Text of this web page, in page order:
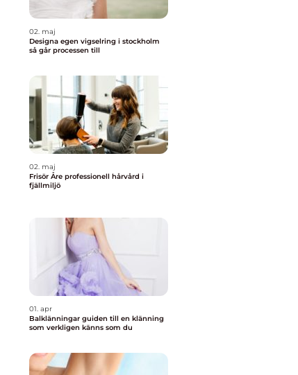
02. maj
Designa egen vigselring i stockholm
så går processen till
02. maj
Frisör Åre professionell hårvård i
fjällmiljö
01. apr
Balklänningar guiden till en klänning
som verkligen känns som du